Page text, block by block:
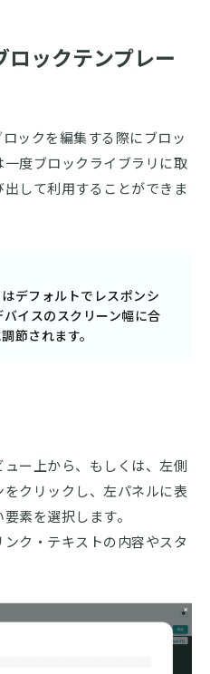
ロックテンプレー
ックを編集する際にブロッ
度ブロックライブラリに取
して利用することができま
デフォルトでレスポンシ
イスのスクリーン幅に合
節されます。
ー上から、もしくは、左側
をクリックし、左パネルに表
素を選択します。
ク・テキストの内容やスタ